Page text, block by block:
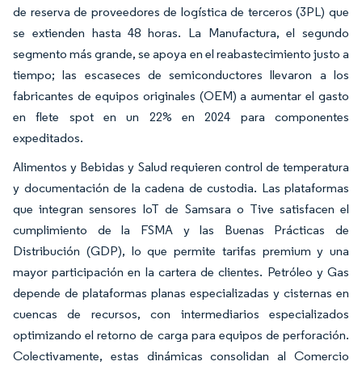
de reserva de proveedores de logística de terceros (3PL) que
se extienden hasta 48 horas. La Manufactura, el segundo
segmento más grande, se apoya en el reabastecimiento justo a
tiempo; las escaseces de semiconductores llevaron a los
fabricantes de equipos originales (OEM) a aumentar el gasto
en flete spot en un 22% en 2024 para componentes
expeditados.
Alimentos y Bebidas y Salud requieren control de temperatura
y documentación de la cadena de custodia. Las plataformas
que integran sensores IoT de Samsara o Tive satisfacen el
cumplimiento de la FSMA y las Buenas Prácticas de
Distribución (GDP), lo que permite tarifas premium y una
mayor participación en la cartera de clientes. Petróleo y Gas
depende de plataformas planas especializadas y cisternas en
cuencas de recursos, con intermediarios especializados
optimizando el retorno de carga para equipos de perforación.
Colectivamente, estas dinámicas consolidan al Comercio